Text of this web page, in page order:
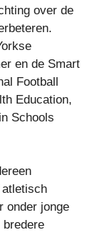
over de
en de Smart
Football
Education,
Schools
onder jonge